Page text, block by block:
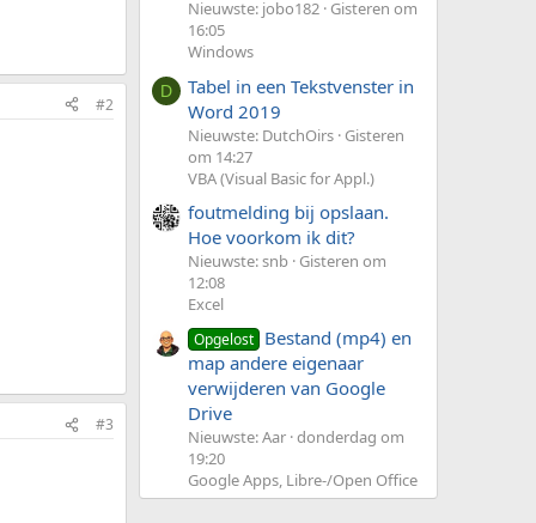
#2
#3
Nieuwste: jobo182 Gisteren om
16:05
Windows
D
Tabel in een Tekstvenster in
Word 2019
Nieuwste: DutchOirs Gisteren
om 14:27
VBA (Visual Basic for Appl.)
foutmelding bij opslaan.
Hoe voorkom ik dit?
Nieuwste: snb Gisteren om
12:08
Excel
Opgelost Bestand (mp4) en
map andere eigenaar
verwijderen van Google
Drive
Nieuwste: Aar donderdag om
19:20
Google Apps, Libre-/Open Office